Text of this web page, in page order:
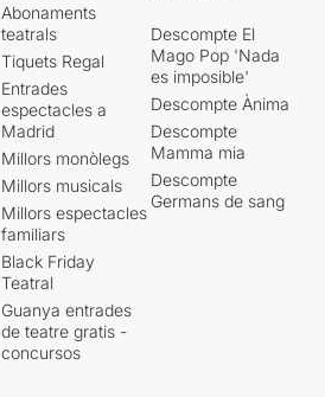
Abonaments
teatrals
Tiquets Regal
Entrades
espectacles a
Madrid
Millors monòlegs
Millors musicals
Millors espectacles
familiars
Black Friday
Teatral
Guanya entrades
de teatre gratis -
concursos
Descompte El
Mago Pop 'Nada
es imposible'
Descompte Ànima
Descompte
Mamma mia
Descompte
Germans de sang